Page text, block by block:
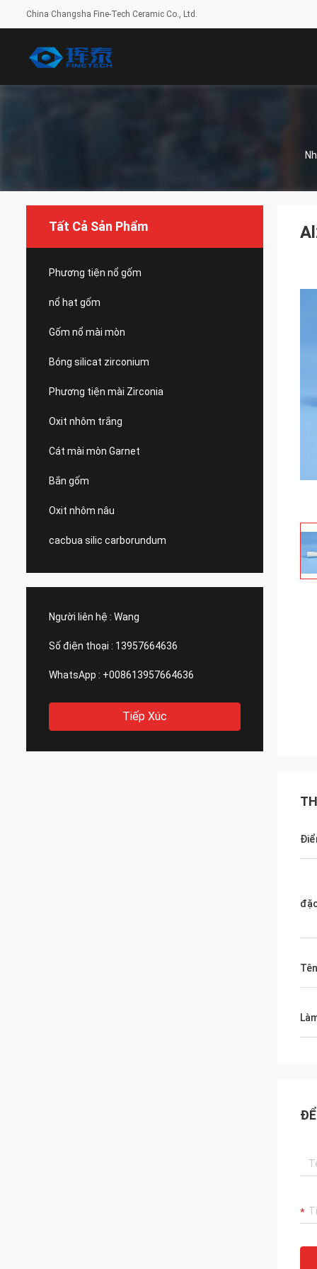
China Changsha Fine-Tech Ceramic Co., Ltd.
Tất Cả Sản Phẩm
Phương tiện nổ gốm
nổ hạt gốm
Gốm nổ mài mòn
Bóng silicat zirconium
Phương tiện mài Zirconia
Oxit nhôm trắng
Cát mài mòn Garnet
Bắn gốm
Oxit nhôm nâu
cacbua silic carborundum
Người liên hệ : Wang
Số điện thoại : 13957664636
WhatsApp : +008613957664636
Tiếp Xúc